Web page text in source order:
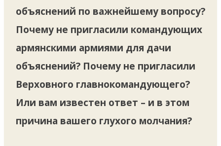
объяснений по важнейшему вопросу?
Почему не пригласили командующих
армянскими армиями для дачи
объяснений? Почему не пригласили
Верховного главнокомандующего?
Или вам известен ответ – и в этом
причина вашего глухого молчания?